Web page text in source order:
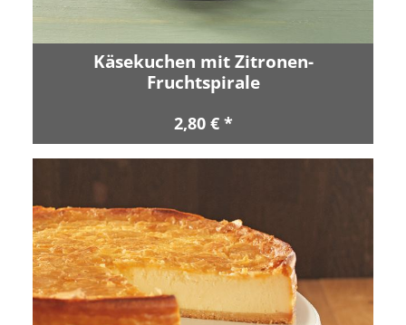
Käsekuchen mit Zitronen-
Fruchtspirale
2,80 € *